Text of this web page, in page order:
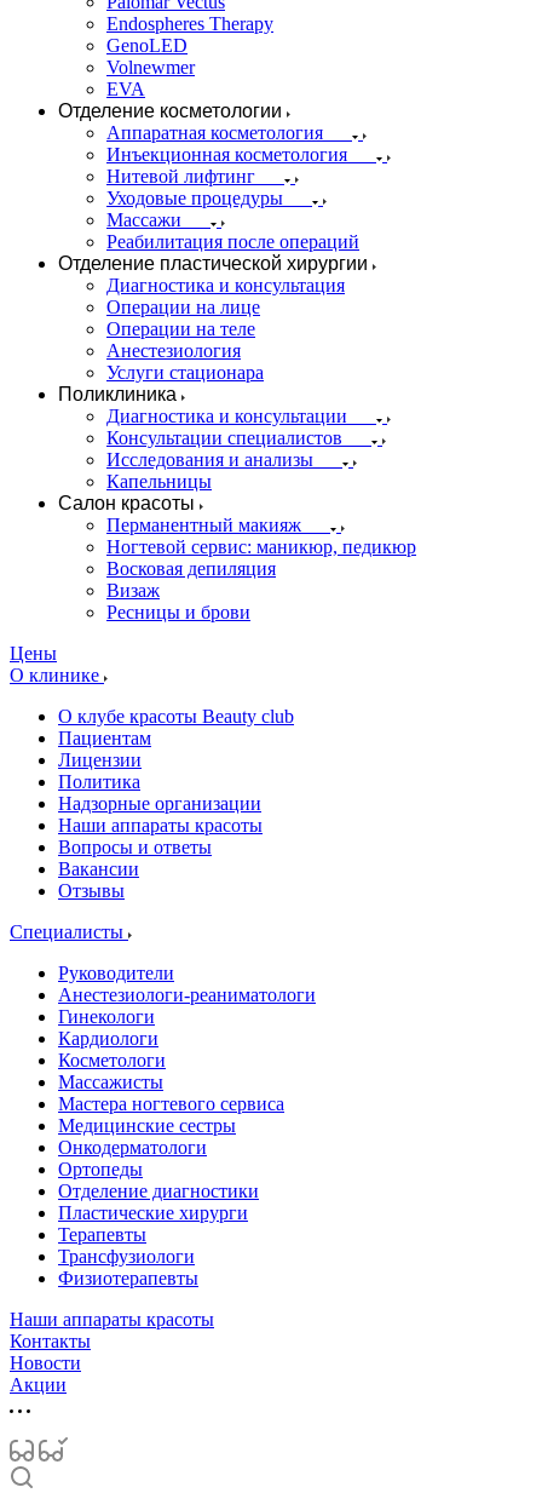
Endospheres Therapy
GenoLED
Volnewmer
EVA
Отделение косметологии
Аппаратная косметология
Инъекционная косметология
Нитевой лифтинг
Уходовые процедуры
Массажи
Реабилитация после операций
Отделение пластической хирургии
Диагностика и консультация
Операции на лице
Операции на теле
Анестезиология
Услуги стационара
Поликлиника
Диагностика и консультации
Консультации специалистов
Исследования и анализы
Капельницы
Салон красоты
Перманентный макияж
Ногтевой сервис: маникюр, педикюр
Восковая депиляция
Визаж
Ресницы и брови
Цены
О клинике
О клубе красоты Beauty club
Пациентам
Лицензии
Политика
Надзорные организации
Наши аппараты красоты
Вопросы и ответы
Вакансии
Отзывы
Специалисты
Руководители
Анестезиологи-реаниматологи
Гинекологи
Кардиологи
Косметологи
Массажисты
Мастера ногтевого сервиса
Медицинские сестры
Онкодерматологи
Ортопеды
Отделение диагностики
Пластические хирурги
Терапевты
Трансфузиологи
Физиотерапевты
Наши аппараты красоты
Контакты
Новости
Акции